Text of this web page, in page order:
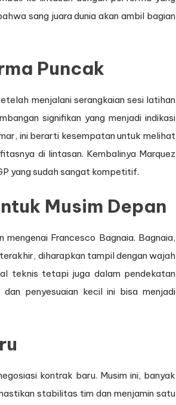
sang juara dunia akan ambil bagian
Puncak
menjalani serangkaian sesi latihan
signifikan yang menjadi indikasi
ini berarti kesempatan untuk melihat
di lintasan. Kembalinya Marquez
yang sudah sangat kompetitif.
Musim Depan
Francesco Bagnaia. Bagnaia,
diharapkan tampil dengan wajah
teknis tetapi juga dalam pendekatan
penyesuaian kecil ini bisa menjadi
kontrak baru. Musim ini, banyak
stabilitas tim dan menjamin satu